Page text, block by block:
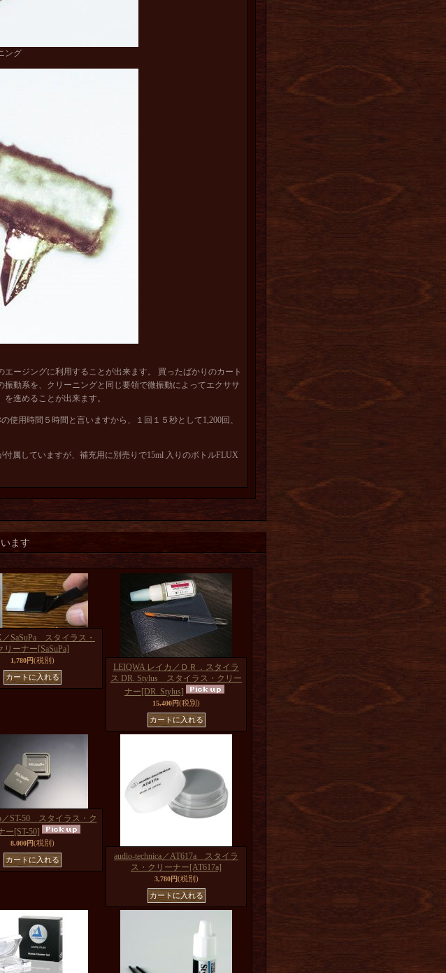
ング
ージングに利用することが出来ます。 買ったばかりのカート
振動系を、クリーニングと同じ要領で微振動によってエクササ
進めることが出来ます。
使用時間５時間と言いますから、１回１５秒として1,200回、
属していますが、補充用に別売りで15ml 入りのボトルFLUX
ます
SaSuPa スタイラス・
リーナー [SaSuPa]
1,780円(税別)
LEIQWA レイカ／ＤＲ．スタイラ
ス DR. Stylus スタイラス・クリー
ナー [DR. Stylus]
15,400円(税別)
／ST-50 スタイラス・ク
ー [ST-50]
8,000円(税別)
audio-technica／AT617a スタイラ
ス・クリーナー [AT617a]
3,780円(税別)